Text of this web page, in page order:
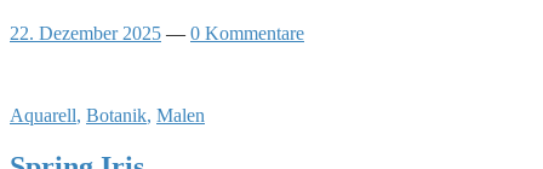
22. Dezember 2025 — 0 Kommentare
Aquarell, Botanik, Malen